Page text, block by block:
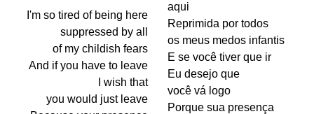
I'm so tired of being here
suppressed by all
of my childish fears
And if you have to leave
I wish that
you would just leave
aqui
Reprimida por todos
os meus medos infantis
E se você tiver que ir
Eu desejo que
você vá logo
Porque sua presença